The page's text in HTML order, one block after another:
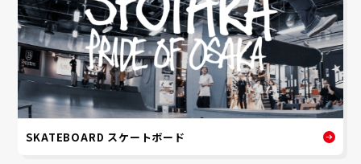
SKATEBOARD スケートボード